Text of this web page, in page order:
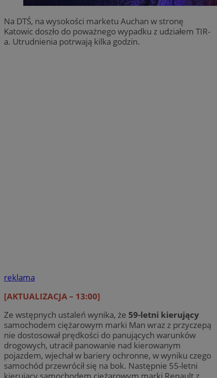
Na DTŚ, na wysokości marketu Auchan w stronę
Katowic doszło do poważnego wypadku z udziałem TIR-
a. Utrudnienia potrwają kilka godzin.
reklama
[AKTUALIZACJA – 13:00]
Ze wstępnych ustaleń wynika, że 59-letni kierujący
samochodem ciężarowym marki Man wraz z przyczepą
nie dostosował prędkości do panujących warunków
drogowych, utracił panowanie nad kierowanym
pojazdem, wjechał w bariery ochronne, w wyniku czego
samochód przewrócił się na bok. Następnie 55-letni
kierujący samochodem ciężarowym marki Renault z